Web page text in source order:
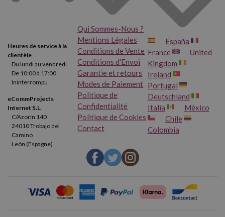
Heures de service à la
clientèle
Du lundi au vendredi
De 10:00 à 17:00
Ininterrompu
eCommProjects
Internet S.L.
C/Azorín 140
24010 Trobajo del
Camino
León (Espagne)
Qui Sommes-Nous ?
Mentions Légales
Conditions de Vente
Conditions d'Envoi
Garantie et retours
Modes de Paiement
Politique de
Confidentialité
Politique de Cookies
Contact
España
France
United
Kingdom
Ireland
Portugal
Deutschland
Italia
México
Chile
Colombia